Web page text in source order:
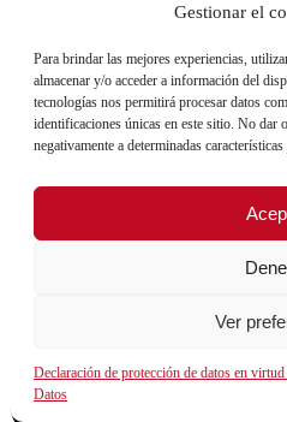
Gestionar el
Para brindar las mejores experiencias,
almacenar y/o acceder a información del
tecnologías nos permitirá procesar datos
identificaciones únicas en este sitio. No dar
negativamente a determinadas
Ver
Declaración de protección de datos en
Datos